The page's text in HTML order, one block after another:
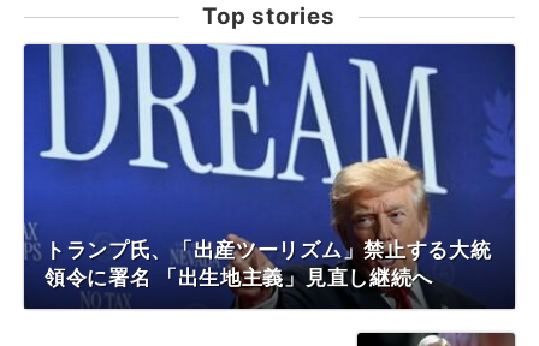
Top stories
トランプ氏、「出産ツーリズム」禁止する大統
領令に署名 「出生地主義」見直し継続へ